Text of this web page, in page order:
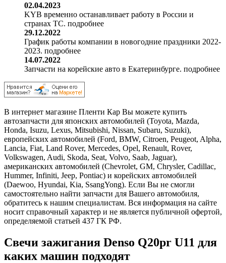
02.04.2023
KYB временно останавливает работу в России и
странах ТС. подробнее
29.12.2022
График работы компании в новогодние праздники 2022-
2023. подробнее
14.07.2022
Запчасти на корейские авто в Екатеринбурге. подробнее
В интернет магазине Пленти Кар Вы можете купить
автозапчасти для японских автомобилей (Toyota, Mazda,
Honda, Isuzu, Lexus, Mitsubishi, Nissan, Subaru, Suzuki),
европейских автомобилей (Ford, BMW, Citroen, Peugeot, Alpha,
Lancia, Fiat, Land Rover, Mercedes, Opel, Renault, Rover,
Volkswagen, Audi, Skoda, Seat, Volvo, Saab, Jaguar),
американских автомобилей (Chevrolet, GM, Chrysler, Cadillac,
Hummer, Infiniti, Jeep, Pontiac) и корейских автомобилей
(Daewoo, Hyundai, Kia, SsangYong). Если Вы не смогли
самостоятельно найти запчасти для Вашего автомобиля,
обратитесь к нашим специалистам. Вся информация на сайте
носит справочный характер и не является публичной офертой,
определяемой статьей 437 ГК РФ.
Свечи зажигания Denso Q20pr U11 для
каких машин подходят